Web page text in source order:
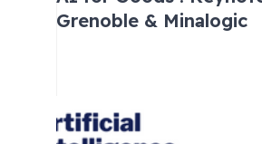
Grenoble & Minalogic